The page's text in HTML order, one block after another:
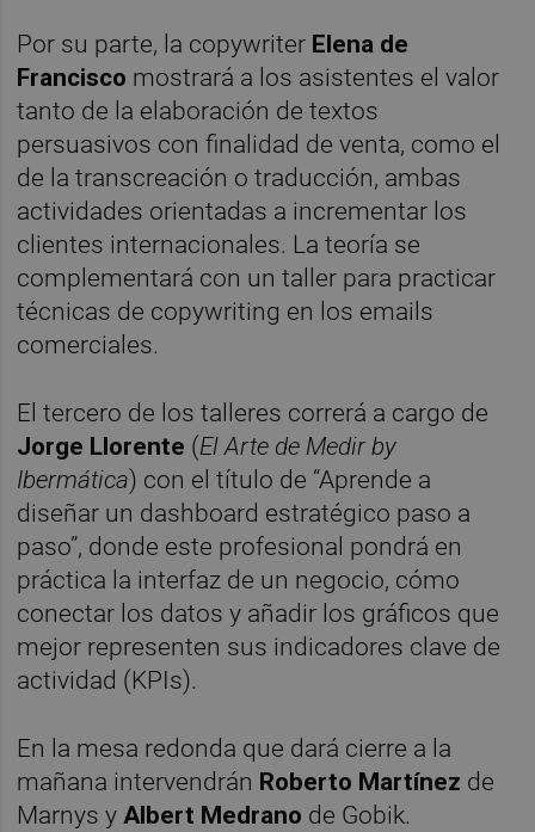
Por su parte, la copywriter Elena de
Francisco mostrará a los asistentes el valor
tanto de la elaboración de textos
persuasivos con finalidad de venta, como el
de la transcreación o traducción, ambas
actividades orientadas a incrementar los
clientes internacionales. La teoría se
complementará con un taller para practicar
técnicas de copywriting en los emails
comerciales.
El tercero de los talleres correrá a cargo de
Jorge Llorente (El Arte de Medir by
Ibermática) con el título de “Aprende a
diseñar un dashboard estratégico paso a
paso”, donde este profesional pondrá en
práctica la interfaz de un negocio, cómo
conectar los datos y añadir los gráficos que
mejor representen sus indicadores clave de
actividad (KPIs).
En la mesa redonda que dará cierre a la
mañana intervendrán Roberto Martínez de
Marnys yAlbert Medrano de Gobik.